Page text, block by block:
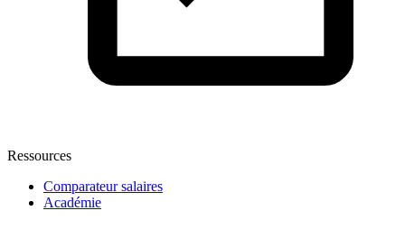
Ressources
Comparateur salaires
Académie